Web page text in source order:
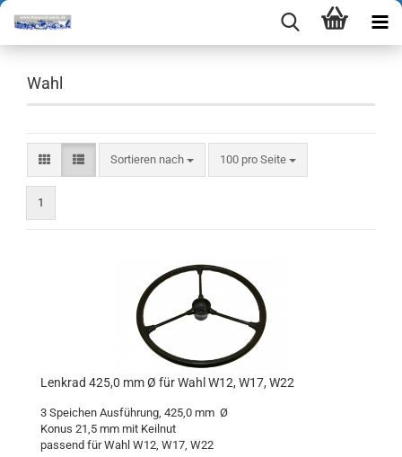
Wahl
Sortieren nach
Sortieren nach 100 pro Seite
pro Seite
1
Lenkrad 425,0 mm Ø für Wahl W12, W17, W22
3 Speichen Ausführung, 425,0 mm Ø
Konus 21,5 mm mit Keilnut
passend für Wahl W12, W17, W22